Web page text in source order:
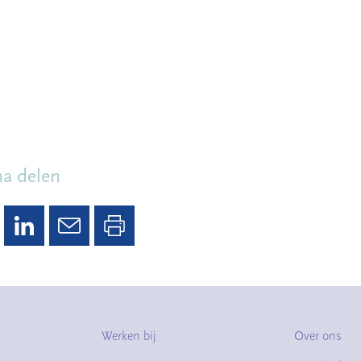
delen
Werken bij Over ons